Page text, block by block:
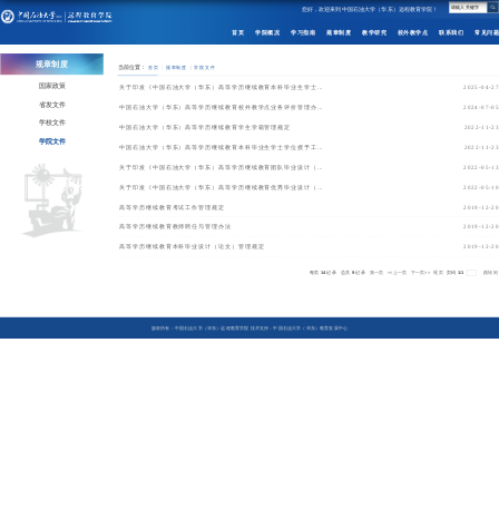
您好，欢迎来到中国石油大学（华东）远程教育学院！
首页 学院概况 学习指南 规章制度 教学研究 校外教学点 联系我们 常见问题
规章制度
国家政策
省发文件
学校文件
学院文件
当前位置： 首页 规章制度 学院文件
关于印发《中国石油大学（华东）高等学历继续教育本科毕业生学士... 2025-04-27
中国石油大学（华东）高等学历继续教育校外教学点业务评价管理办... 2024-07-05
中国石油大学（华东）高等学历继续教育学生学籍管理规定 2022-11-23
中国石油大学（华东）高等学历继续教育本科毕业生学士学位授予工... 2022-11-23
关于印发《中国石油大学（华东）高等学历继续教育团队毕业设计（... 2022-05-13
关于印发《中国石油大学（华东）高等学历继续教育优秀毕业设计（... 2022-05-10
高等学历继续教育考试工作管理规定 2019-12-20
高等学历继续教育教师聘任与管理办法 2019-12-20
高等学历继续教育本科毕业设计（论文）管理规定 2019-12-20
每页 14 记录 总共 9 记录 第一页 <<上一页 下一页>> 尾页 页码 1/1 跳转到
版权所有：中国石油大学（华东）远程教育学院 技术支持：中国石油大学（华东）教育发展中心